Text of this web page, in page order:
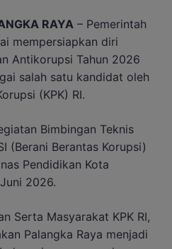
RAYA – Pemerintah
mempersiapkan diri
Antikorupsi Tahun 2026
salah satu kandidat oleh
(KPK) RI.
Bimbingan Teknis
(Berani Berantas Korupsi)
Pendidikan Kota
2026.
Serta Masyarakat KPK RI,
Palangka Raya menjadi